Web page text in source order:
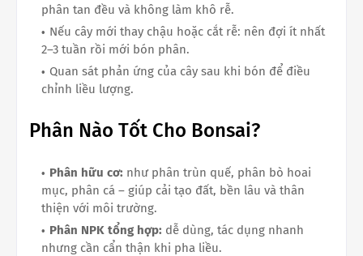
phân tan đều và không làm khô rễ.
Nếu cây mới thay chậu hoặc cắt rễ: nên đợi ít nhất
2–3 tuần rồi mới bón phân.
Quan sát phản ứng của cây sau khi bón để điều
chỉnh liều lượng.
Phân Nào Tốt Cho Bonsai?
Phân hữu cơ: như phân trùn quế, phân bò hoai
mục, phân cá – giúp cải tạo đất, bền lâu và thân
thiện với môi trường.
Phân NPK tổng hợp: dễ dùng, tác dụng nhanh
nhưng cần cẩn thận khi pha liều.